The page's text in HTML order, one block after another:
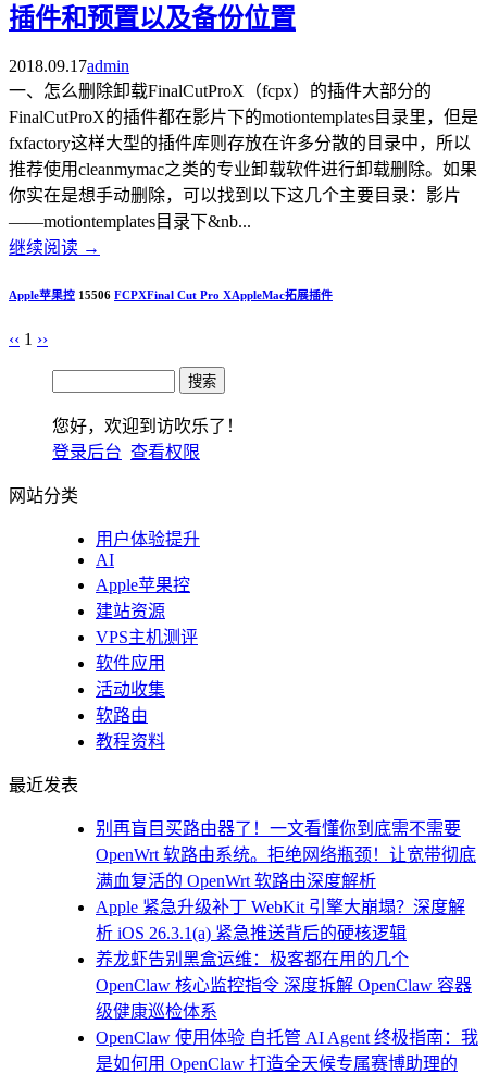
插件和预置以及备份位置
2018.09.17admin
一、怎么删除卸载FinalCutProX（fcpx）的插件大部分的
FinalCutProX的插件都在影片下的motiontemplates目录里，但是
fxfactory这样大型的插件库则存放在许多分散的目录中，所以
推荐使用cleanmymac之类的专业卸载软件进行卸载删除。如果
你实在是想手动删除，可以找到以下这几个主要目录：影片
——motiontemplates目录下&nb...
继续阅读 →
Apple苹果控 15506 FCPXFinal Cut Pro XAppleMac拓展插件
‹‹ 1 ››
您好，欢迎到访吹乐了！
登录后台 查看权限
网站分类
用户体验提升
AI
Apple苹果控
建站资源
VPS主机测评
软件应用
活动收集
软路由
教程资料
最近发表
别再盲目买路由器了！一文看懂你到底需不需要
OpenWrt 软路由系统。拒绝网络瓶颈！让宽带彻底
满血复活的 OpenWrt 软路由深度解析
Apple 紧急升级补丁 WebKit 引擎大崩塌？深度解
析 iOS 26.3.1(a) 紧急推送背后的硬核逻辑
养龙虾告别黑盒运维：极客都在用的几个
OpenClaw 核心监控指令 深度拆解 OpenClaw 容器
级健康巡检体系
OpenClaw 使用体验 自托管 AI Agent 终极指南：我
是如何用 OpenClaw 打造全天候专属赛博助理的